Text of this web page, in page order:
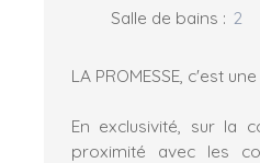
Salle de bains : 2
LA PROMESSE, c'est
En exclusivité, sur la
proximité avec les